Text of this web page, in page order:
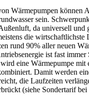
Wärmepumpen können
sein.
da universell und
die wirtschaftlichste
rund 90% aller neuen
ist fast immer
eine Wärmepumpe mit
Damit werden
die Laufzeiten
(siehe Sondertarif